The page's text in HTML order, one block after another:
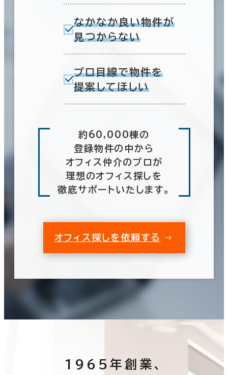
なかなか良い物件が
見つからない
プロ目線で物件を
提案してほしい
約60,000棟の
登録物件の中から
オフィス仲介のプロが
理想のオフィス探しを
徹底サポートいたします。
オフィス探しを依頼する
1965年創業、